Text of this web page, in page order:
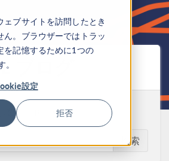
ェブサイトを訪問したとき
ん。ブラウザーではトラッ
を記憶するために1つの
設定
拒否
ブログ
数:
検索